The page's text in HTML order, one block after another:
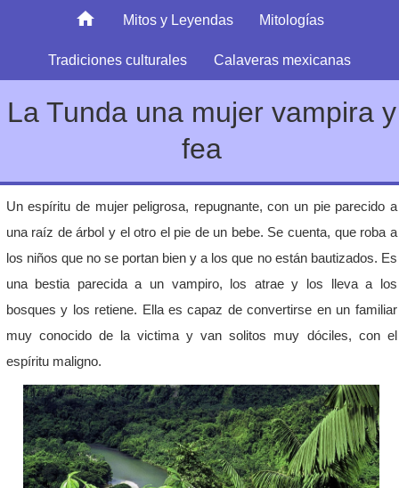
Mitos y Leyendas Mitologías
Tradiciones culturales Calaveras mexicanas
La Tunda una mujer vampira y
fea
Un espíritu de mujer peligrosa, repugnante, con un pie parecido a
una raíz de árbol y el otro el pie de un bebe. Se cuenta, que roba a
los niños que no se portan bien y a los que no están bautizados. Es
una bestia parecida a un vampiro, los atrae y los lleva a los
bosques y los retiene. Ella es capaz de convertirse en un familiar
muy conocido de la victima y van solitos muy dóciles, con el
espíritu maligno.